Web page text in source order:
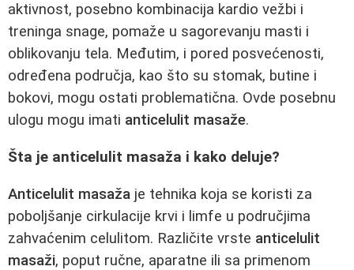
aktivnost, posebno kombinacija kardio vežbi i
treninga snage, pomaže u sagorevanju masti i
oblikovanju tela. Međutim, i pored posvećenosti,
određena područja, kao što su stomak, butine i
bokovi, mogu ostati problematična. Ovde posebnu
ulogu mogu imati anticelulit masaže.
Šta je anticelulit masaža i kako deluje?
Anticelulit masaža je tehnika koja se koristi za
poboljšanje cirkulacije krvi i limfe u područjima
zahvaćenim celulitom. Različite vrste anticelulit
masaži, poput ručne, aparatne ili sa primenom